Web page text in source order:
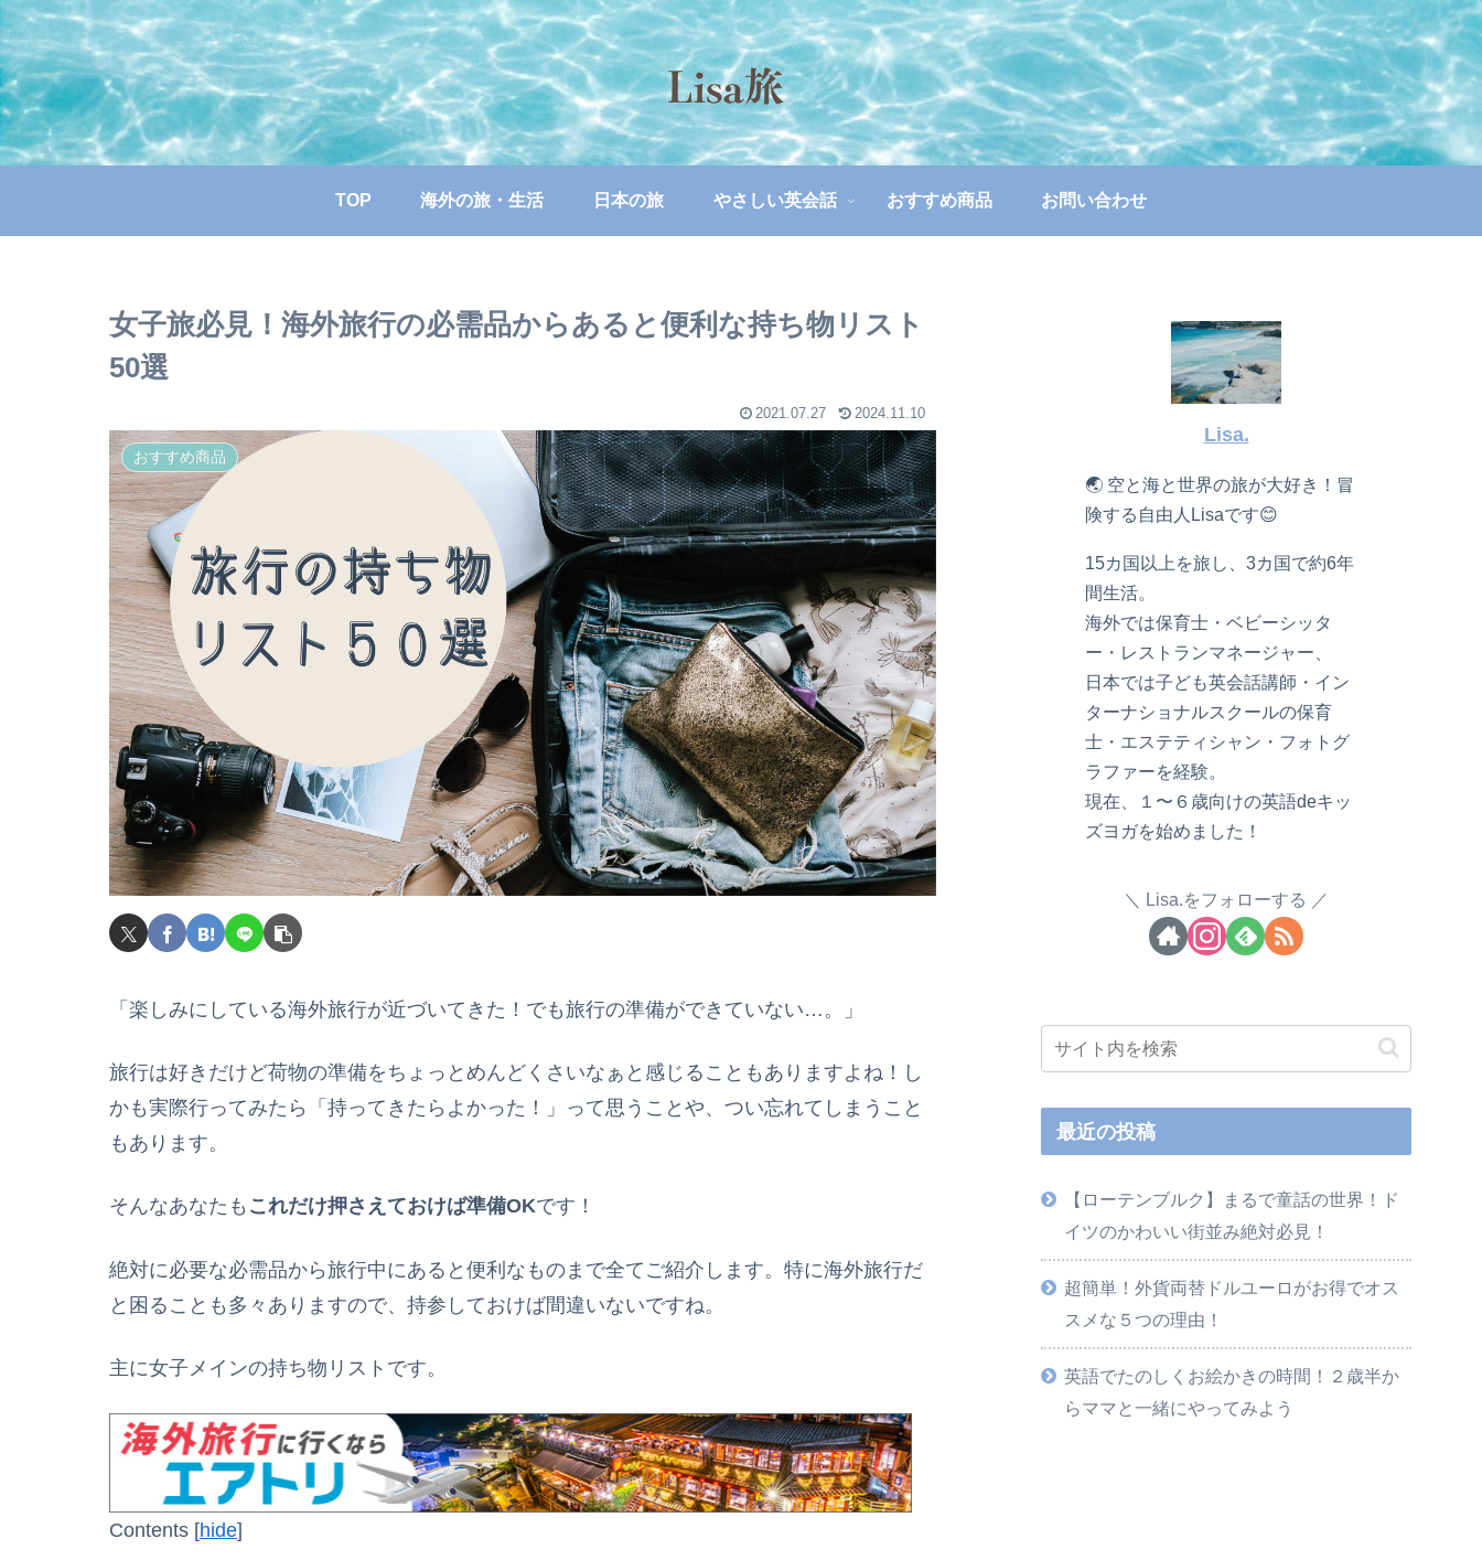
TOP 海外の旅・生活 日本の旅 やさしい英会話 おすすめ商品 お問い合わせ
女子旅必見！海外旅行の必需品からあると便利な持ち物リスト
50選
2021.07.27 2024.11.10
おすすめ商品
「楽しみにしている海外旅行が近づいてきた！でも旅行の準備ができていない…。」
旅行は好きだけど荷物の準備をちょっとめんどくさいなぁと感じることもありますよね！し
かも実際行ってみたら「持ってきたらよかった！」って思うことや、つい忘れてしまうこと
もあります。
そんなあなたも これだけ押さえておけば準備OKです！
絶対に必要な必需品から旅行中にあると便利なものまで全てご紹介します。特に海外旅行だ
と困ることも多々ありますので、持参しておけば間違いないですね。
主に女子メインの持ち物リストです。
Contents [hide]
Lisa.
🌏 空と海と世界の旅が大好き！冒
険する自由人Lisaです😊
15カ国以上を旅し、3カ国で約6年
間生活。
海外では保育士・ベビーシッタ
ー・レストランマネージャー、
日本では子ども英会話講師・イン
ターナショナルスクールの保育
士・エステティシャン・フォトグ
ラファーを経験。
現在、１〜６歳向けの英語deキッ
ズヨガを始めました！
Lisa.をフォローする
最近の投稿
【ローテンブルク】まるで童話の世界！ド
イツのかわいい街並み絶対必見！
超簡単！外貨両替ドルユーロがお得でオス
スメな５つの理由！
英語でたのしくお絵かきの時間！２歳半か
らママと一緒にやってみよう